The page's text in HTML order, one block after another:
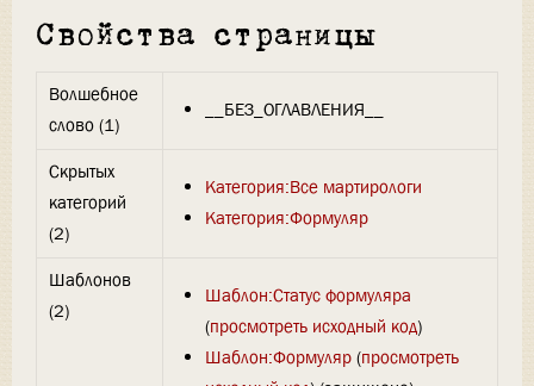
Свойства страницы
Волшебное
слово (1)
__БЕЗ_ОГЛАВЛЕНИЯ__
Скрытых
категорий
(2)
Категория:Все мартирологи
Категория:Формуляр
Шаблонов
(2)
Шаблон:Статус формуляра
(просмотреть исходный код)
Шаблон:Формуляр(просмотреть